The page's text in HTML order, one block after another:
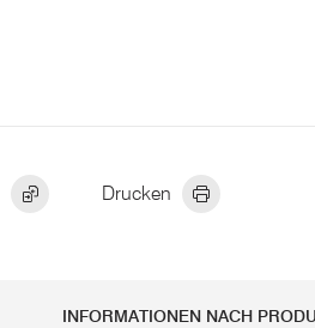
Drucken
INFORMATIONEN NACH